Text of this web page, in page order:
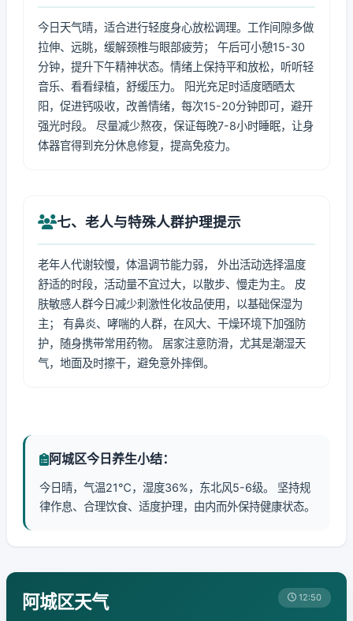
今日天气晴，适合进行轻度身心放松调理。工作间隙多做
拉伸、远眺，缓解颈椎与眼部疲劳； 午后可小憩15-30
分钟，提升下午精神状态。情绪上保持平和放松，听听轻
音乐、看看绿植，舒缓压力。 阳光充足时适度晒晒太
阳，促进钙吸收，改善情绪，每次15-20分钟即可，避开
强光时段。 尽量减少熬夜，保证每晚7-8小时睡眠，让身
体器官得到充分休息修复，提高免疫力。
七、老人与特殊人群护理提示
老年人代谢较慢，体温调节能力弱， 外出活动选择温度
舒适的时段，活动量不宜过大，以散步、慢走为主。 皮
肤敏感人群今日减少刺激性化妆品使用，以基础保湿为
主； 有鼻炎、哮喘的人群，在风大、干燥环境下加强防
护，随身携带常用药物。 居家注意防滑，尤其是潮湿天
气，地面及时擦干，避免意外摔倒。
阿城区今日养生小结：
今日晴，气温21℃，湿度36%，东北风5-6级。 坚持规
律作息、合理饮食、适度护理，由内而外保持健康状态。
阿城区天气 12:50